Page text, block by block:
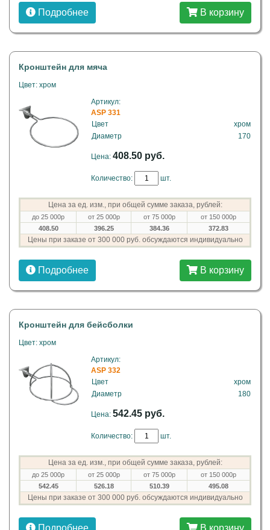
Подробнее В корзину
Кронштейн для мяча
Цвет: хром
Артикул:
ASP 331
Цвет
хром
Диаметр
170
Цена: 408.50 руб.
Количество: шт.
Цена за ед. изм., при общей сумме заказа, рублей:
до 25 000р от 25 000р от 75 000р
от 150 000р
408.50
396.25 384.36 372.83
Цены при заказе от 300 000 руб. обсуждаются индивидуально
Подробнее В корзину
Кронштейн для бейсболки
Цвет: хром
Артикул:
ASP 332
Цвет
хром
Диаметр
180
Цена: 542.45 руб.
Количество: шт.
Цена за ед. изм., при общей сумме заказа, рублей:
до 25 000р от 25 000р от 75 000р
от 150 000р
542.45
526.18 510.39 495.08
Цены при заказе от 300 000 руб. обсуждаются индивидуально
Подробнее В корзину